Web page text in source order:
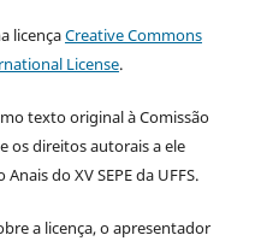
licençaCreative Commons
License.
texto original à Comissão
os direitos autorais a ele
do XV SEPE da UFFS.
a licença, o apresentador